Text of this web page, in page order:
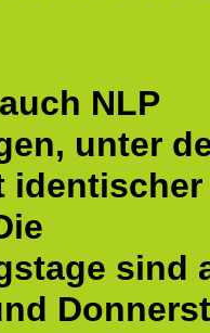
NLP
unter
identischer
sind